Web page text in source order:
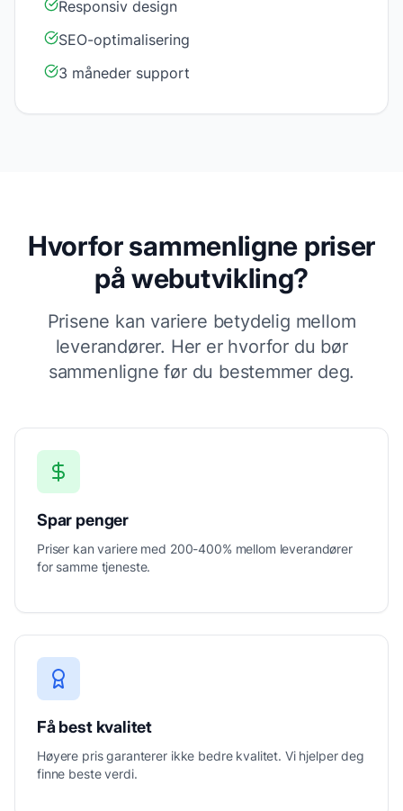
Responsiv design
SEO-optimalisering
3 måneder support
Hvorfor sammenligne priser
påwebutvikling?
Prisene kan variere betydelig mellom
leverandører. Her er hvorfor du bør
sammenligne før du bestemmer deg.
Spar penger
Priser kan variere med 200-400% mellom leverandører
for samme tjeneste.
Få best kvalitet
Høyere pris garanterer ikke bedre kvalitet. Vi hjelper deg
finne beste verdi.